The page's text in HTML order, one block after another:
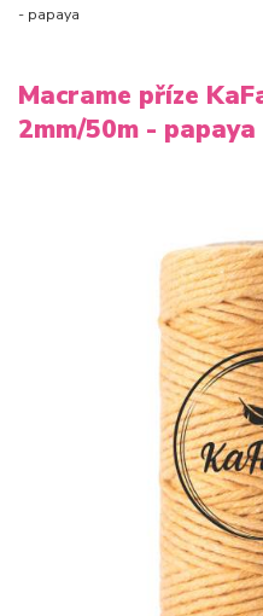
- papaya
Macrame příze
2mm/50m - papaya